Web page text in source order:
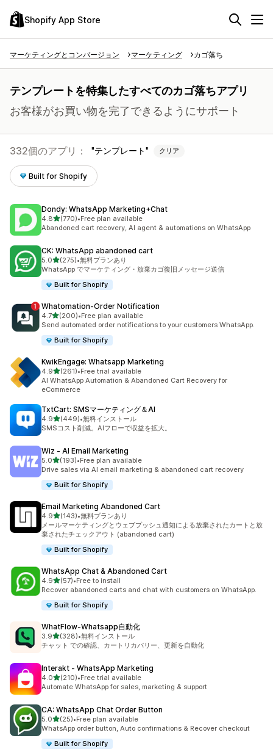
Shopify App Store
マーケティングとコンバージョン マーケティング カゴ落ち
テンプレートを特集したすべてのカゴ落ちアプリ
お客様がお買い物を完了できるようにサポート
332個のアプリ： テンプレート クリア
Built for Shopify
Dondy: WhatsApp Marketing+Chat
4.85つ星中
(770)
合計レビュー数：770件
•Free plan available
Abandoned cart recovery, AI agent & automations on WhatsApp
CK: WhatsApp abandoned cart
5.05つ星中
(275)
合計レビュー数：275件
•無料プランあり
WhatsApp でマーケティング・放棄カゴ復旧メッセージ送信
Built for Shopify
Whatomation‑Order Notification
4.75つ星中
(200)
合計レビュー数：200件
•Free plan available
Send automated order notifications to your customers WhatsApp.
Built for Shopify
KwikEngage: Whatsapp Marketing
4.95つ星中
(261)
合計レビュー数：261件
•Free trial available
AI WhatsApp Automation & Abandoned Cart Recovery for
eCommerce
TxtCart: SMSマーケティング＆AI
4.95つ星中
(449)
合計レビュー数：449件
•無料インストール
SMSコスト削減。AIフローで収益を拡大。
Wiz ‑ AI Email Marketing
5.05つ星中
(193)
合計レビュー数：193件
•Free plan available
Drive sales via AI email marketing & abandoned cart recovery
Built for Shopify
Email Marketing Abandoned Cart
4.95つ星中
(143)
合計レビュー数：143件
•無料プランあり
メールマーケティングとウェブプッシュ通知による放棄されたカートと放
棄されたチェックアウト (abandoned cart)
Built for Shopify
WhatsApp Chat & Abandoned Cart
4.95つ星中
(57)
合計レビュー数：57件
•Free to install
Recover abandoned carts and chat with customers on WhatsApp.
Built for Shopify
WhatFlow‑Whatsapp自動化
3.95つ星中
(328)
合計レビュー数：328件
•無料インストール
チャット での確認、カートリカバリー、更新を自動化
Interakt ‑ WhatsApp Marketing
4.05つ星中
(210)
合計レビュー数：210件
•Free trial available
Automate WhatsApp for sales, marketing & support
CA: WhatsApp Chat Order Button
5.05つ星中
(25)
合計レビュー数：25件
•Free plan available
WhatsApp order button, Auto confirmations & Recover checkout
Built for Shopify